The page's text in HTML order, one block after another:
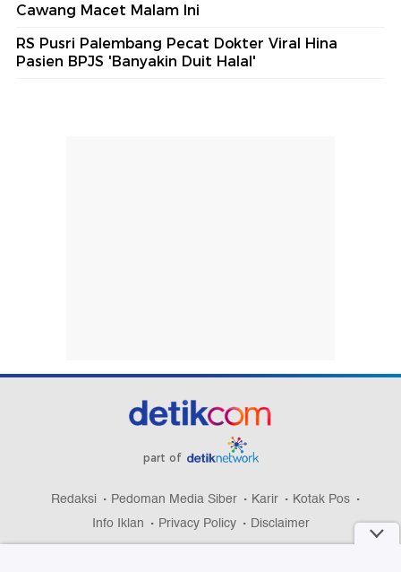
Cawang Macet Malam Ini
RS Pusri Palembang Pecat Dokter Viral Hina
Pasien BPJS 'Banyakin Duit Halal'
part of
Redaksi Pedoman Media Siber Karir
Kotak Pos
Info Iklan
Privacy Policy Disclaimer